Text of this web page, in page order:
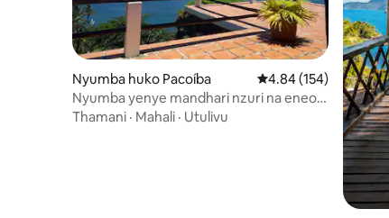
Nyumba huko Pacoíba Ukadiriaji wa
4.84 (154)
Nyumba yenye mandhari nzuri na eneo
la kujitegemea kando ya bahari
Thamani · Mahali · Utulivu